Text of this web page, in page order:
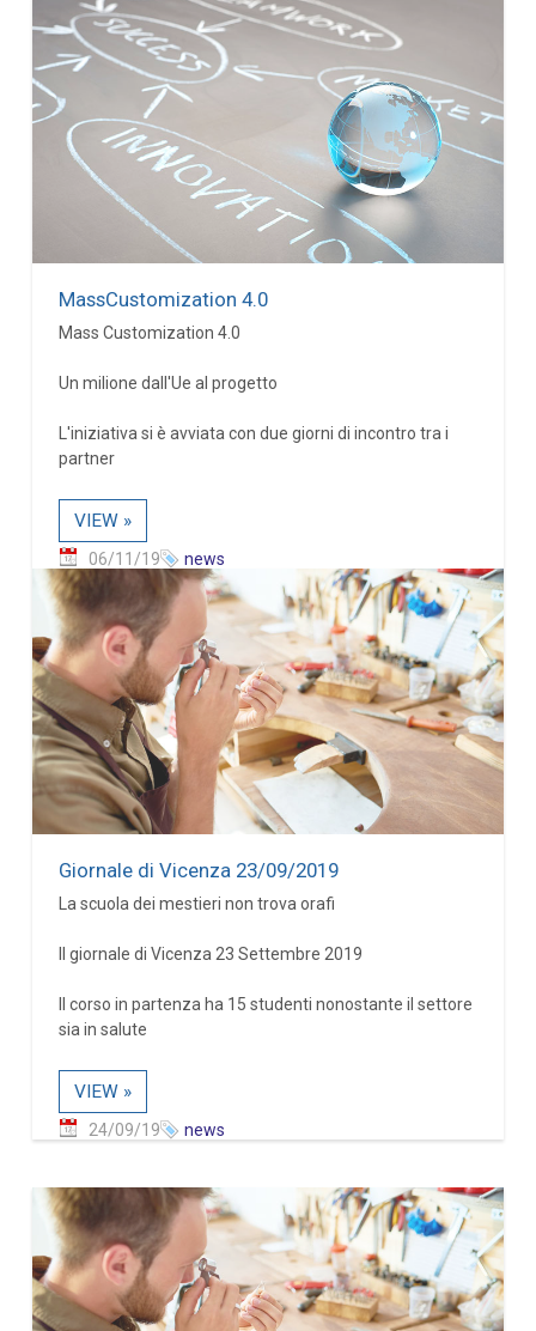
MassCustomization 4.0
Mass Customization 4.0
Un milione dall'Ue al progetto
L'iniziativa si è avviata con due giorni di incontro tra i
partner
VIEW »
06/11/19 news
Giornale di Vicenza 23/09/2019
La scuola dei mestieri non trova orafi
Il giornale di Vicenza 23 Settembre 2019
Il corso in partenza ha 15 studenti nonostante il settore
sia in salute
VIEW »
24/09/19 news